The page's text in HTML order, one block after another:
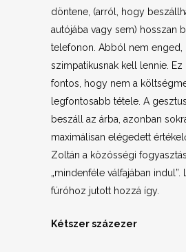
döntene, (arról, hogy
autójába vagy sem) hosszan
telefonon. Abból nem enged,
szimpatikusnak kell lennie. Ez
fontos, hogy nem a
legfontosabb tétele. A
beszáll az árba, azonban
maximálisan elégedett
Zoltán a közösségi
„mindenféle válfajában
fúróhoz jutott hozzá így.
Kétszer százezer